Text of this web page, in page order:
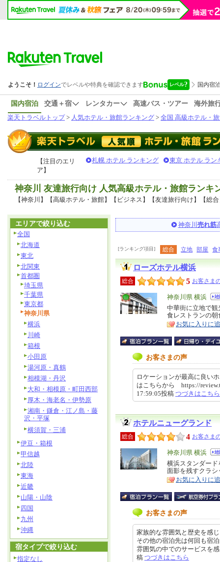
国内宿泊 交通＋宿 レンタカー 高速バス・ツアー
海外旅
楽天トラベルトップ> 人気ホテル・旅館ランキング > 全国 高級ホテル・
【注目のエリ
ア】
札幌 ホテル ランキング 東京 ホテル ラン
神奈川 友達旅行向け 人気高級ホテル・旅館ランキ
【神奈川】【高級ホテル・旅館】【ビジネス】【友達旅行向け】【総
神奈川 売れ筋
[ランキング項目] 総合 立地 部屋 食
ローズホテル横浜
総合 5 お客さま
エ
リ
ア
神奈川県 横浜
特
徴
中華街に立地で
食レストランの
お気に入りに
お客さまの声
ロケーションが最高に良い
はこちらから https://
17:59:05投稿 つづきはこちら
ホテルニューグランド
総合 4 お客さま
エ
リ
ア
神奈川県 横浜
特
徴
横浜スタンダー
面影を残すクラシ
お気に入りに
お客さまの声
家族的な雰囲気と歴史を感
その他の宿泊先は何回も宿
雰囲気の中でのサービスを
稿 つづきはこちら
エリアで絞り込む
全国
北海道
東北
北関東
首都圏
埼玉県
千葉県
東京都
神奈川県
横浜
川崎
箱根
小田原
湯河原・真鶴
相模湖・丹沢
大和・相模原・町田西部
厚木・海老名・伊勢原
湘南・鎌倉・江ノ島・藤
沢・平塚
横須賀・三浦
伊豆・箱根
甲信越
北陸
東海
近畿
山陽・山陰
四国
九州
沖縄
宿タイプで絞り込む
指定なし